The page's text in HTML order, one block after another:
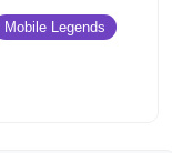
Mobile Legends